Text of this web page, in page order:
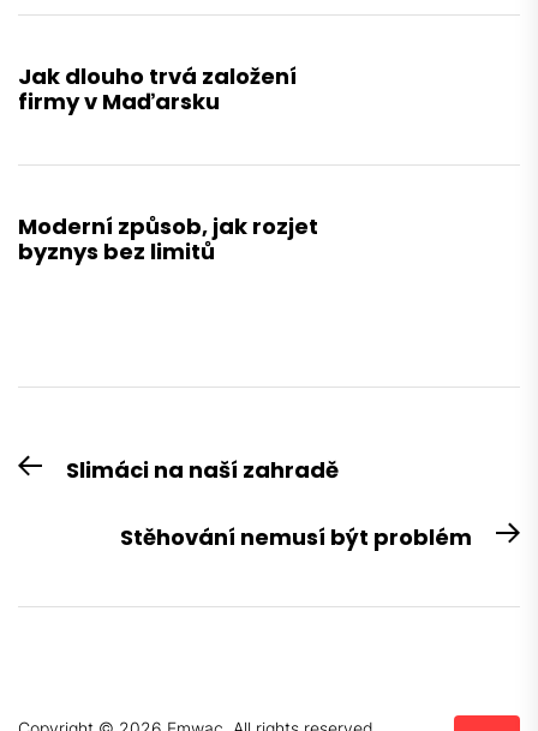
Jak dlouho trvá založení
firmy v Maďarsku
Moderní způsob, jak rozjet
byznys bez limitů
Navigace
pro
příspěvek
PreviousSlimáci na naší zahradě
Stěhování nemusí být problém